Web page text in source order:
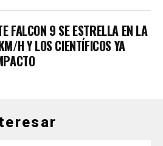
FALCON 9 SE ESTRELLA EN LA
H Y LOS CIENTÍFICOS YA